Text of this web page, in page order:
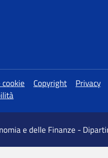
e delle Finanze -